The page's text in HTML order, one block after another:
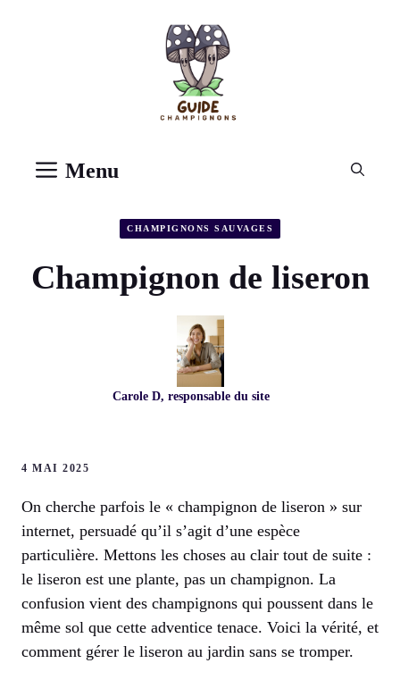
Menu
CHAMPIGNONS SAUVAGES
Champignon de liseron
Carole D, responsable du site
4 MAI 2025
On cherche parfois le « champignon de liseron » sur
internet, persuadé qu’il s’agit d’une espèce
particulière. Mettons les choses au clair tout de suite :
le liseron est une plante, pas un champignon. La
confusion vient des champignons qui poussent dans le
même sol que cette adventice tenace. Voici la vérité, et
comment gérer le liseron au jardin sans se tromper.